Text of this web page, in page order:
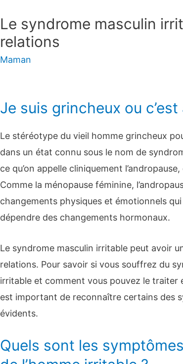
Le syndrome masculin
relations
Maman
Je suis grincheux ou
Le stéréotype du vieil homme grincheux
dans un état connu sous le nom de
ce qu’on appelle cliniquement
Comme la ménopause féminine,
changements physiques et émotionnels
dépendre des changements hormonaux.
Le syndrome masculin irritable peut avoir
relations. Pour savoir si vous souffrez du
irritable et comment vous pouvez le traiter
est important de reconnaître certains des
évidents.
Quels sont les